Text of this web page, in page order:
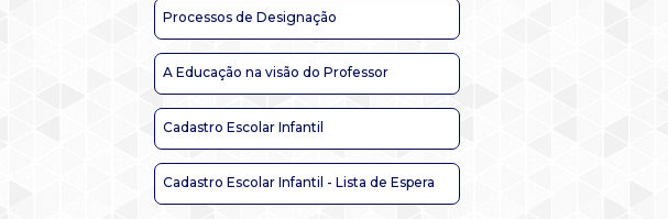
Processos de Designação
A Educação na visão do Professor
Cadastro Escolar Infantil
Cadastro Escolar Infantil - Lista de Espera